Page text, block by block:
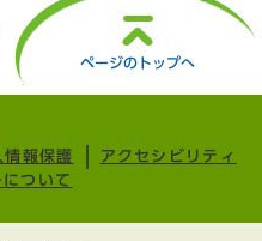
ページのトップへ
情報保護
アクセシビリティ
ついて